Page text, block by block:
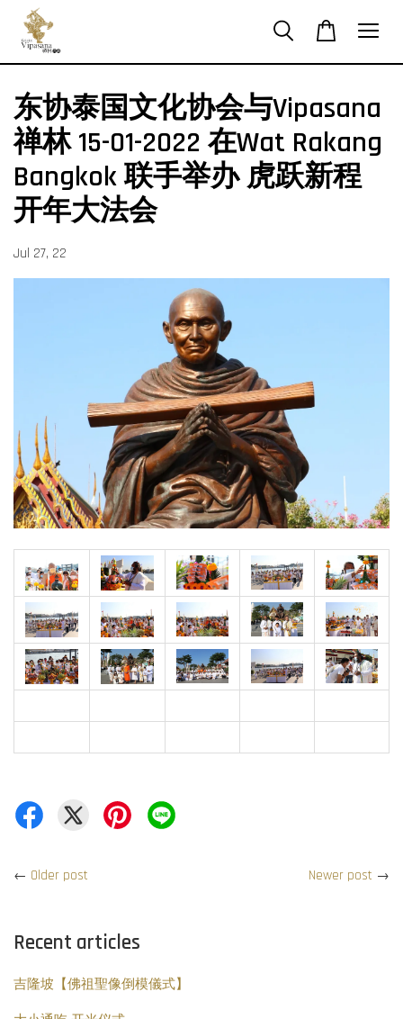
东协泰国文化协会与Vipasana
禅林 15-01-2022 在Wat Rakang
Bangkok 联手举办 虎跃新程
开年大法会
Jul 27, 22
← Older post Newer post →
Recent articles
吉隆坡【佛祖聖像倒模儀式】